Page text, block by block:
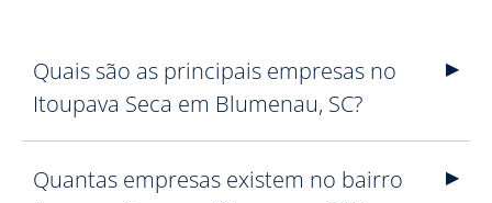
Quais são as principais empresas no
Itoupava Seca em Blumenau, SC?
Quantas empresas existem no bairro